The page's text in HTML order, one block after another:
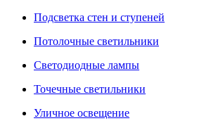
Подсветка стен и ступеней
Потолочные светильники
Светодиодные лампы
Точечные светильники
Уличное освещение